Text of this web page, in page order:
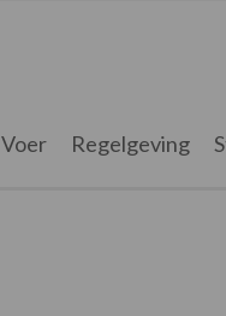
Voer Regelgeving